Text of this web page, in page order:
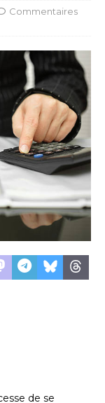
Commentaires
de se